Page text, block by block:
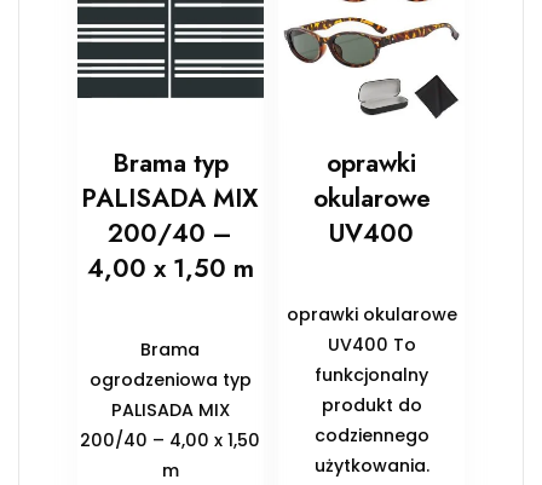
Brama typ
PALISADA MIX
200/40 –
4,00 x 1,50 m
Brama
ogrodzeniowa typ
PALISADA MIX
200/40 – 4,00 x 1,50
m
oprawki
okularowe
UV400
oprawki okularowe
UV400 To
funkcjonalny
produkt do
codziennego
użytkowania.